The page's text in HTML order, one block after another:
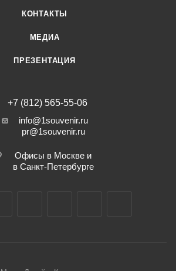
КОНТАКТЫ
МЕДИА
ПРЕЗЕНТАЦИЯ
+7 (812) 565-55-06
info@1souvenir.ru
pr@1souvenir.ru
Офисы в Москве и
в Санкт-Петербурге